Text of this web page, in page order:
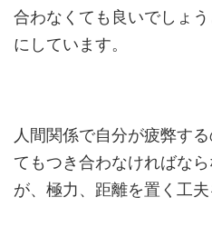
合わなくても良いでしょ
にしています。
人間関係で自分が疲弊す
てもつき合わなければな
が、極力、距離を置く工夫